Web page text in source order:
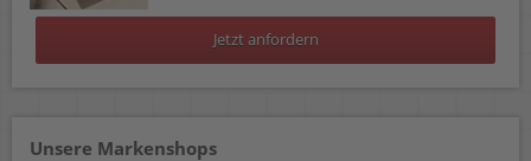
Jetzt anfordern
Unsere Markenshops